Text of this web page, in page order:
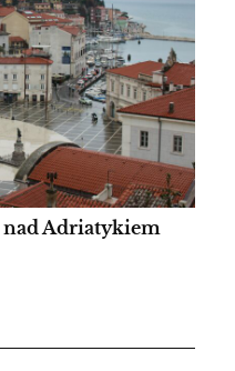
nad Adriatykiem